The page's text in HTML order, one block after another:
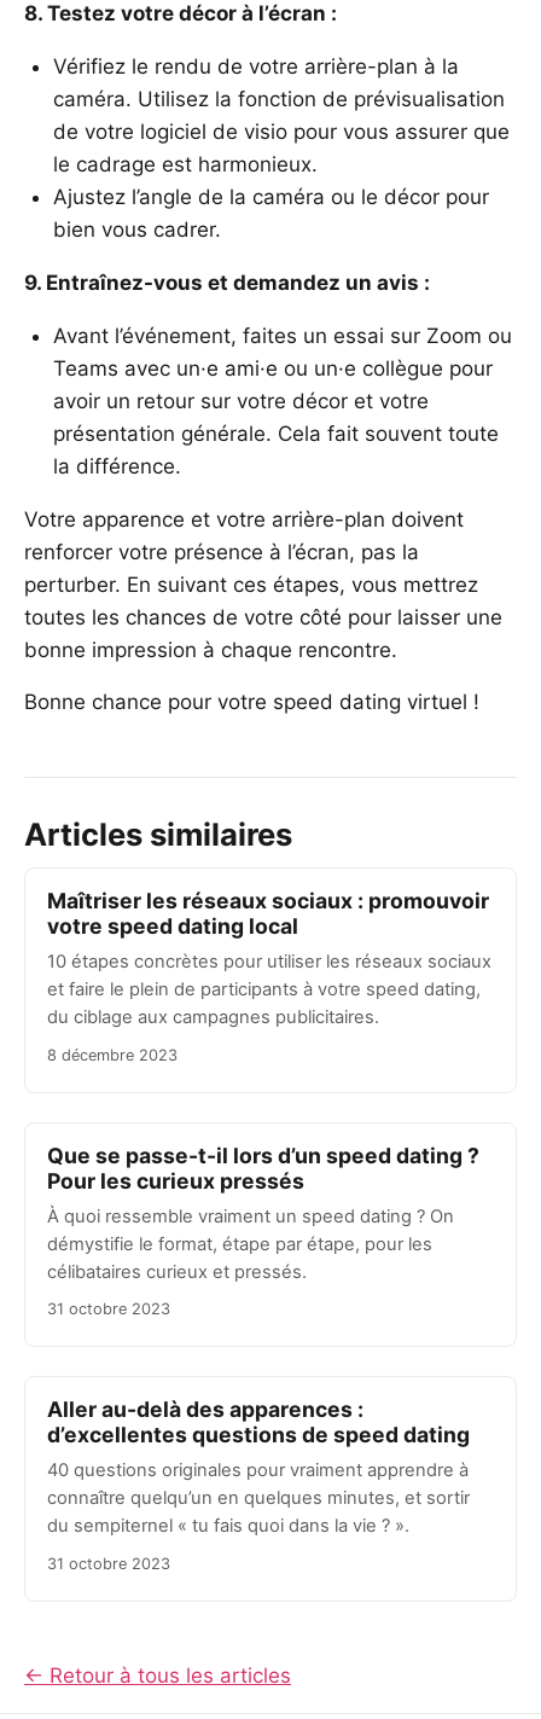
8. Testez votre décor à l’écran :
Vérifiez le rendu de votre arrière-plan à la
caméra. Utilisez la fonction de prévisualisation
de votre logiciel de visio pour vous assurer que
le cadrage est harmonieux.
Ajustez l’angle de la caméra ou le décor pour
bien vous cadrer.
9. Entraînez-vous et demandez un avis :
Avant l’événement, faites un essai sur Zoom ou
Teams avec un·e ami·e ou un·e collègue pour
avoir un retour sur votre décor et votre
présentation générale. Cela fait souvent toute
la différence.
Votre apparence et votre arrière-plan doivent
renforcer votre présence à l’écran, pas la
perturber. En suivant ces étapes, vous mettrez
toutes les chances de votre côté pour laisser une
bonne impression à chaque rencontre.
Bonne chance pour votre speed dating virtuel !
Articles similaires
Maîtriser les réseaux sociaux : promouvoir
votre speed dating local
10 étapes concrètes pour utiliser les réseaux sociaux
et faire le plein de participants à votre speed dating,
du ciblage aux campagnes publicitaires.
8 décembre 2023
Que se passe-t-il lors d’un speed dating ?
Pour les curieux pressés
À quoi ressemble vraiment un speed dating ? On
démystifie le format, étape par étape, pour les
célibataires curieux et pressés.
31 octobre 2023
Aller au-delà des apparences :
d’excellentes questions de speed dating
40 questions originales pour vraiment apprendre à
connaître quelqu’un en quelques minutes, et sortir
du sempiternel « tu fais quoi dans la vie ? ».
31 octobre 2023
← Retour à tous les articles